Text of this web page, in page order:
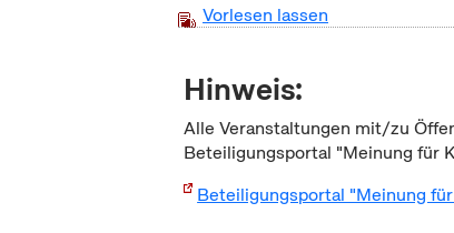
Vorlesen lassen
Hinweis:
Alle Veranstaltungen mit/zu
Beteiligungsportal "Meinung für
Beteiligungsportal "Meinung